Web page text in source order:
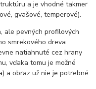
a je vhodné takmer
gvašové, temperové).
ale pevných profilových
smrekového dreva
natiahnuté cez hrany
vďaka tomu je možné
a obraz už nie je potrebné